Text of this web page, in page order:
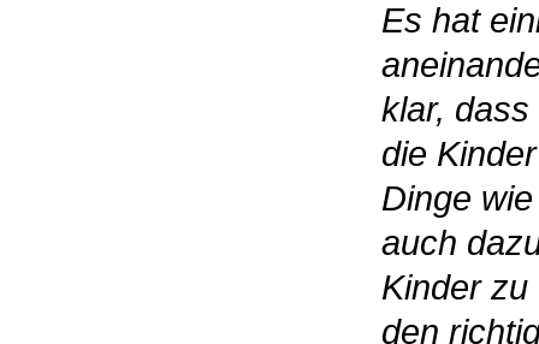
Es hat
klar,
die
Dinge
auch
Kinder
den